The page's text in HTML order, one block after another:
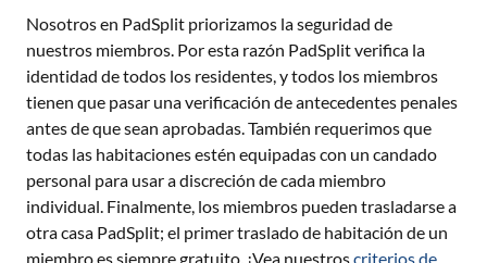
Nosotros en PadSplit priorizamos la seguridad de
nuestros miembros. Por esta razón PadSplit verifica la
identidad de todos los residentes, y todos los miembros
tienen que pasar una verificación de antecedentes penales
antes de que sean aprobadas. También requerimos que
todas las habitaciones estén equipadas con un candado
personal para usar a discreción de cada miembro
individual. Finalmente, los miembros pueden trasladarse a
otra casa PadSplit; el primer traslado de habitación de un
miembro es siempre gratuito. ¡Vea nuestroscriterios de